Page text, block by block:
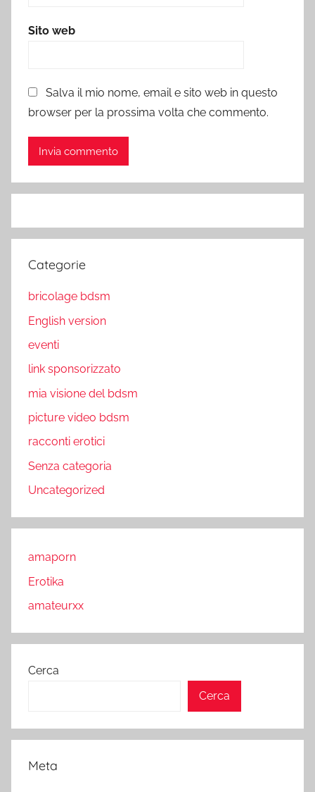
Sito web
Salva il mio nome, email e sito web in questo
browser per la prossima volta che commento.
Categorie
bricolage bdsm
English version
eventi
link sponsorizzato
mia visione del bdsm
picture video bdsm
racconti erotici
Senza categoria
Uncategorized
amaporn
Erotika
amateurxx
Cerca
Cerca
Meta